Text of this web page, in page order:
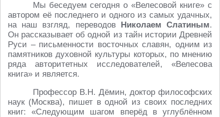
Мы беседуем сегодня о «Велесовой книге» с
автором её последнего и одного из самых удачных,
на наш взгляд, переводов Николаем Слатиным.
Он рассказывает об одной из тайн истории Древней
Руси – письменности восточных славян, одним из
памятников духовной культуры которых, по мнению
ряда авторитетных исследователей, «Велесова
книга» и является.
Профессор В.Н. Дёмин, доктор философских
наук (Москва), пишет в одной из своих последних
книг: «Следующим шагом вперёд в углублённом